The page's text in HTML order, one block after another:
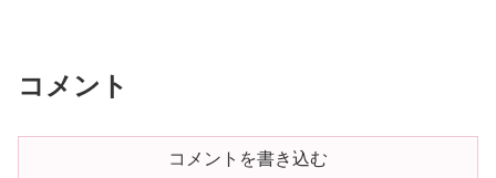
コメント
コメントを書き込む